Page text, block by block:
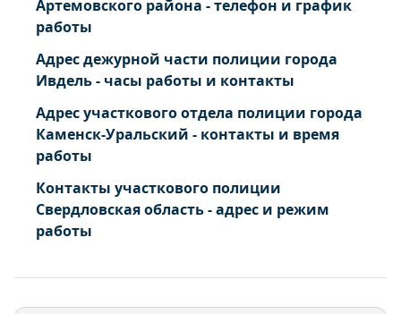
Артемовского района - телефон и график
работы
Адрес дежурной части полиции города
Ивдель - часы работы и контакты
Адрес участкового отдела полиции города
Каменск-Уральский - контакты и время
работы
Контакты участкового полиции
Свердловская область - адрес и режим
работы